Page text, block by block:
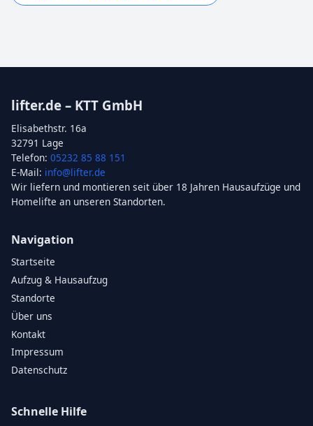
lifter.de – KTT GmbH
Elisabethstr. 16a
32791 Lage
Telefon: 05232 85 88 151
E-Mail: info@lifter.de
Wir liefern und montieren seit über 18 Jahren Hausaufzüge und
Homelifte an unseren Standorten.
Navigation
Startseite
Aufzug & Hausaufzug
Standorte
Über uns
Kontakt
Impressum
Datenschutz
Schnelle Hilfe